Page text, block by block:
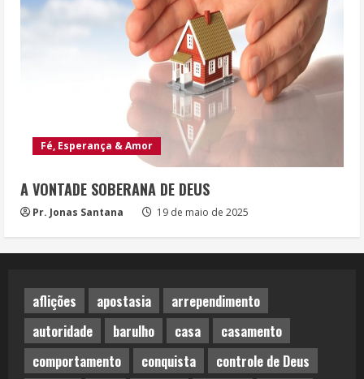
Fé, Esperança & Amor
A VONTADE SOBERANA DE DEUS
Pr. Jonas Santana 19 de maio de 2025
aflições apostasia
arrependimento
autoridade
barulho casa
casamento
comportamento
conquista
controle de Deus